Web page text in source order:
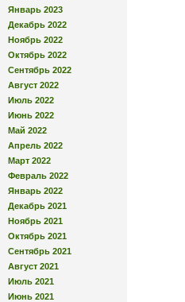
Январь 2023
Декабрь 2022
Ноябрь 2022
Октябрь 2022
Сентябрь 2022
Август 2022
Июль 2022
Июнь 2022
Май 2022
Апрель 2022
Март 2022
Февраль 2022
Январь 2022
Декабрь 2021
Ноябрь 2021
Октябрь 2021
Сентябрь 2021
Август 2021
Июль 2021
Июнь 2021